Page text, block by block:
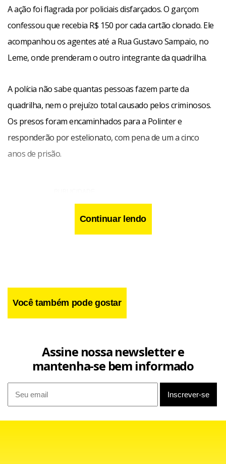
A ação foi flagrada por policiais disfarçados. O garçom
confessou que recebia R$ 150 por cada cartão clonado. Ele
acompanhou os agentes até a Rua Gustavo Sampaio, no
Leme, onde prenderam o outro integrante da quadrilha.
A polícia não sabe quantas pessoas fazem parte da
quadrilha, nem o prejuízo total causado pelos criminosos.
Os presos foram encaminhados para a Polinter e
responderão por estelionato, com pena de um a cinco
anos de prisão.
O acordo será assinado com a FIT Residencial,help
Continuar lendo
Você também pode gostar
Assine nossa newsletter e
mantenha-se bem informado